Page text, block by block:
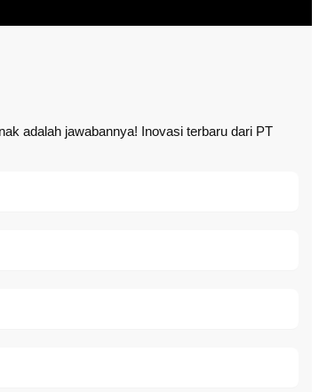
adalah jawabannya! Inovasi terbaru dari PT